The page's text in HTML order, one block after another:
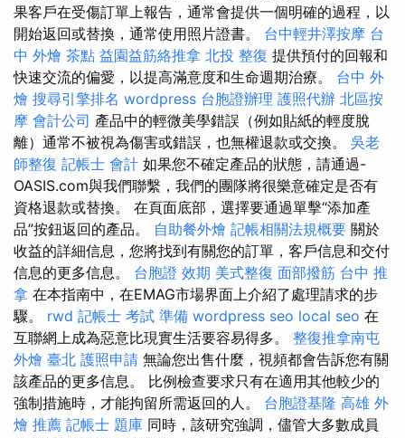
果客戶在受傷訂單上報告，通常會提供一個明確的過程，以
開始返回或替換，通常使用照片證書。 台中輕井澤按摩 台
中 外燴 茶點 益園益筋絡推拿 北投 整復 提供預付的回報和
快速交流的偏愛，以提高滿意度和生命週期治療。 台中 外
燴 搜尋引擎排名 wordpress 台胞證辦理 護照代辦 北區按
摩 會計公司 產品中的輕微美學錯誤（例如貼紙的輕度脫
離）通常不被視為傷害或錯誤，也無權退款或交換。 吳老
師整復 記帳士 會計 如果您不確定產品的狀態，請通過-
OASIS.com與我們聯繫，我們的團隊將很樂意確定是否有
資格退款或替換。 在頁面底部，選擇要通過單擊“添加產
品”按鈕返回的產品。 自助餐外燴 記帳相關法規概要 關於
收益的詳細信息，您將找到有關您的訂單，客戶信息和交付
信息的更多信息。 台胞證 效期 美式整復 面部撥筋 台中 推
拿 在本指南中，在EMAG市場界面上介紹了處理請求的步
驟。 rwd 記帳士 考試 準備 wordpress seo local seo 在
互聯網上成為惡意比現實生活要容易得多。 整復推拿南屯
外燴 臺北 護照申請 無論您出售什麼，視頻都會告訴您有關
該產品的更多信息。 比例檢查要求只有在適用其他較少的
強制措施時，才能拘留所需返回的人。 台胞證基隆 高雄 外
燴 推薦 記帳士 題庫 同時，該研究強調，儘管大多數成員